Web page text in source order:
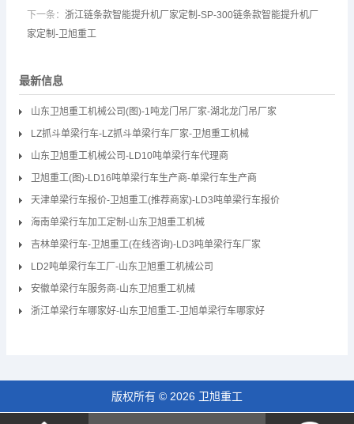
下一条： 浙江链条款智能提升机厂家定制-SP-300链条款智能提升机厂
家定制-卫旭重工
最新信息
山东卫旭重工机械公司(图)-1吨龙门吊厂家-湖北龙门吊厂家
LZ抓斗单梁行车-LZ抓斗单梁行车厂家-卫旭重工机械
山东卫旭重工机械公司-LD10吨单梁行车代理商
卫旭重工(图)-LD16吨单梁行车生产商-单梁行车生产商
天津单梁行车报价-卫旭重工(推荐商家)-LD3吨单梁行车报价
海南单梁行车加工定制-山东卫旭重工机械
吉林单梁行车-卫旭重工(在线咨询)-LD3吨单梁行车厂家
LD2吨单梁行车工厂-山东卫旭重工机械公司
安徽单梁行车服务商-山东卫旭重工机械
浙江单梁行车哪家好-山东卫旭重工-卫旭单梁行车哪家好
版权所有 © 2026 卫旭重工